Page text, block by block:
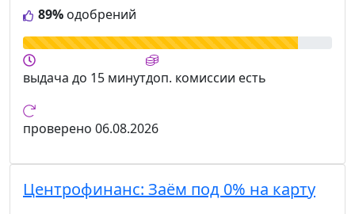
89% одобрений
выдача до 15 минутдоп. комиссии есть
проверено 06.08.2026
Центрофинанс: Заём под 0% на карту